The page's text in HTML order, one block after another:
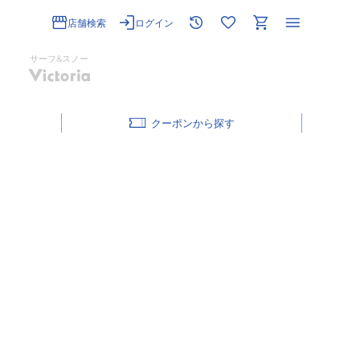
店舗検索 ログイン
サーフ&スノー
クーポン